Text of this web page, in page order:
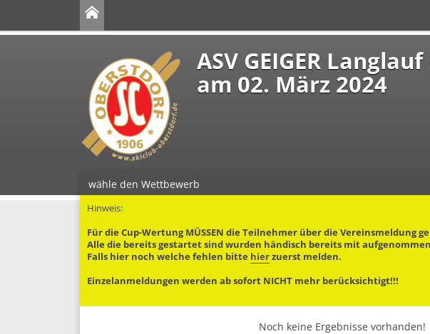
ASV GEIGER
am 02. März 2024
wähle den Wettbewerb
Hinweis:
Für die Cup-Wertung MÜSSEN die Teilnehmer über die Vereinsmeldung
Alle die bereits gestartet sind wurden händisch bereits mit
Falls hier noch welche fehlen bitte hierzuerst melden.
Einzelanmeldungen werden ab sofort NICHT mehr berücksichtigt!!!
Noch keine Ergebnisse vorhanden!